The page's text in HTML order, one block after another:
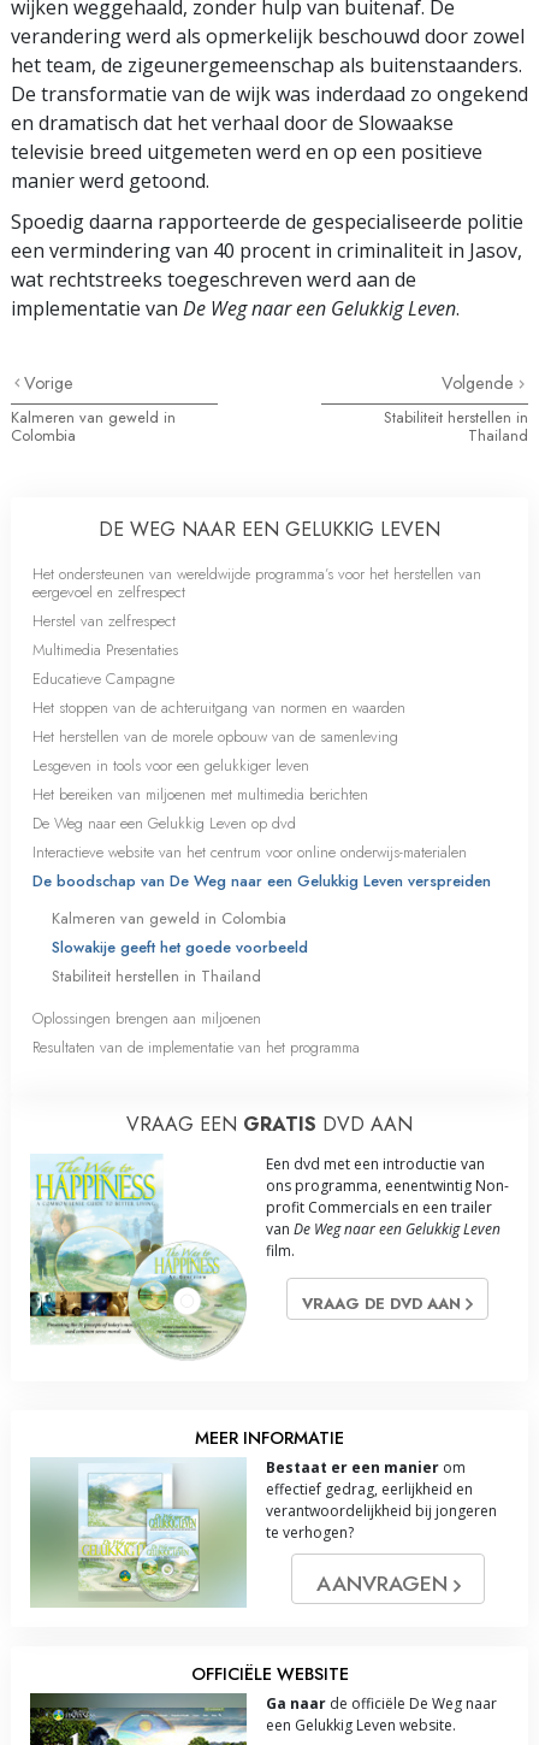
wijken weggehaald, zonder hulp van buitenaf. De
verandering werd als opmerkelijk beschouwd door zowel
het team, de zigeunergemeenschap als buitenstaanders.
De transformatie van de wijk was inderdaad zo ongekend
en dramatisch dat het verhaal door de Slowaakse
televisie breed uitgemeten werd en op een positieve
manier werd getoond.
Spoedig daarna rapporteerde de gespecialiseerde politie
een vermindering van 40 procent in criminaliteit in Jasov,
wat rechtstreeks toegeschreven werd aan de
implementatie van De Weg naar een Gelukkig Leven.
Vorige
Kalmeren van geweld in
Colombia
Volgende
Stabiliteit herstellen in
Thailand
DE WEG NAAR EEN GELUKKIG LEVEN
Het ondersteunen van wereldwijde programma’s voor het herstellen van
eergevoel en zelfrespect
Herstel van zelfrespect
Multimedia Presentaties
Educatieve Campagne
Het stoppen van de achteruitgang van normen en waarden
Het herstellen van de morele opbouw van de samenleving
Lesgeven in tools voor een gelukkiger leven
Het bereiken van miljoenen met multimedia berichten
De Weg naar een Gelukkig Leven op dvd
Interactieve website van het centrum voor online onderwijs-materialen
De boodschap van De Weg naar een Gelukkig Leven verspreiden
Kalmeren van geweld in Colombia
Slowakije geeft het goede voorbeeld
Stabiliteit herstellen in Thailand
Oplossingen brengen aan miljoenen
Resultaten van de implementatie van het programma
VRAAG EEN GRATIS DVD AAN
Een dvd met een introductie van
ons programma, eenentwintig Non-
profit Commercials en een trailer
van De Weg naar een Gelukkig Leven
film.
VRAAG DE DVD AAN
MEER INFORMATIE
Bestaat er een manier om
effectief gedrag, eerlijkheid en
verantwoordelijkheid bij jongeren
te verhogen?
AANVRAGEN
OFFICIËLE WEBSITE
Ga naar de officiële De Weg naar
een Gelukkig Leven website.